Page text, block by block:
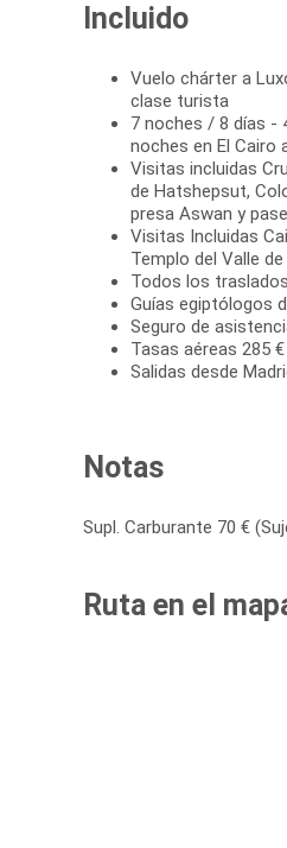
Incluido
Vuelo chárter a
clase turista
7 noches / 8 días -
noches en El Cairo
Visitas incluidas
de Hatshepsut,
presa Aswan y
Visitas Incluidas
Templo del Valle
Todos los
Guías egiptólogos
Seguro de
Tasas aéreas 285
Salidas desde
Notas
Supl. Carburante 70 €
Ruta en el